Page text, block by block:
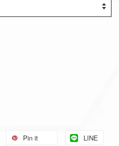
Pin it LINE